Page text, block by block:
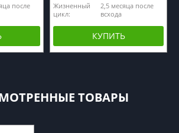
после
Жизненный
цикл:
2,5 месяца после
всхода
КУПИТЬ
ТОВАРЫ